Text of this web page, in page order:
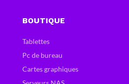
BOUTIQUE
Tablettes
Pc de bureau
Cartes graphiques